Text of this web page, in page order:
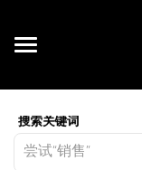
Toggle
CN